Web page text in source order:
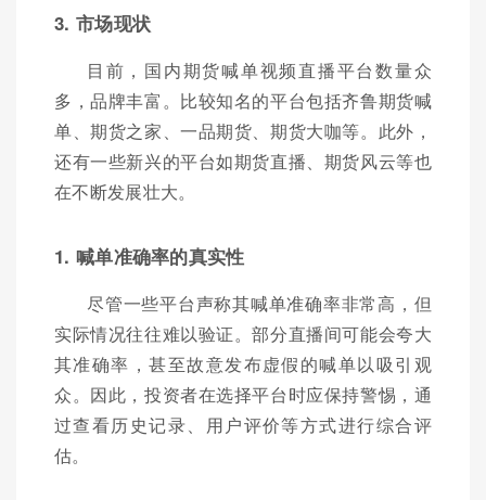
3. 市场现状
目前，国内期货喊单视频直播平台数量众
多，品牌丰富。比较知名的平台包括齐鲁期货喊
单、期货之家、一品期货、期货大咖等。此外，
还有一些新兴的平台如期货直播、期货风云等也
在不断发展壮大。
1. 喊单准确率的真实性
尽管一些平台声称其喊单准确率非常高，但
实际情况往往难以验证。部分直播间可能会夸大
其准确率，甚至故意发布虚假的喊单以吸引观
众。因此，投资者在选择平台时应保持警惕，通
过查看历史记录、用户评价等方式进行综合评
估。